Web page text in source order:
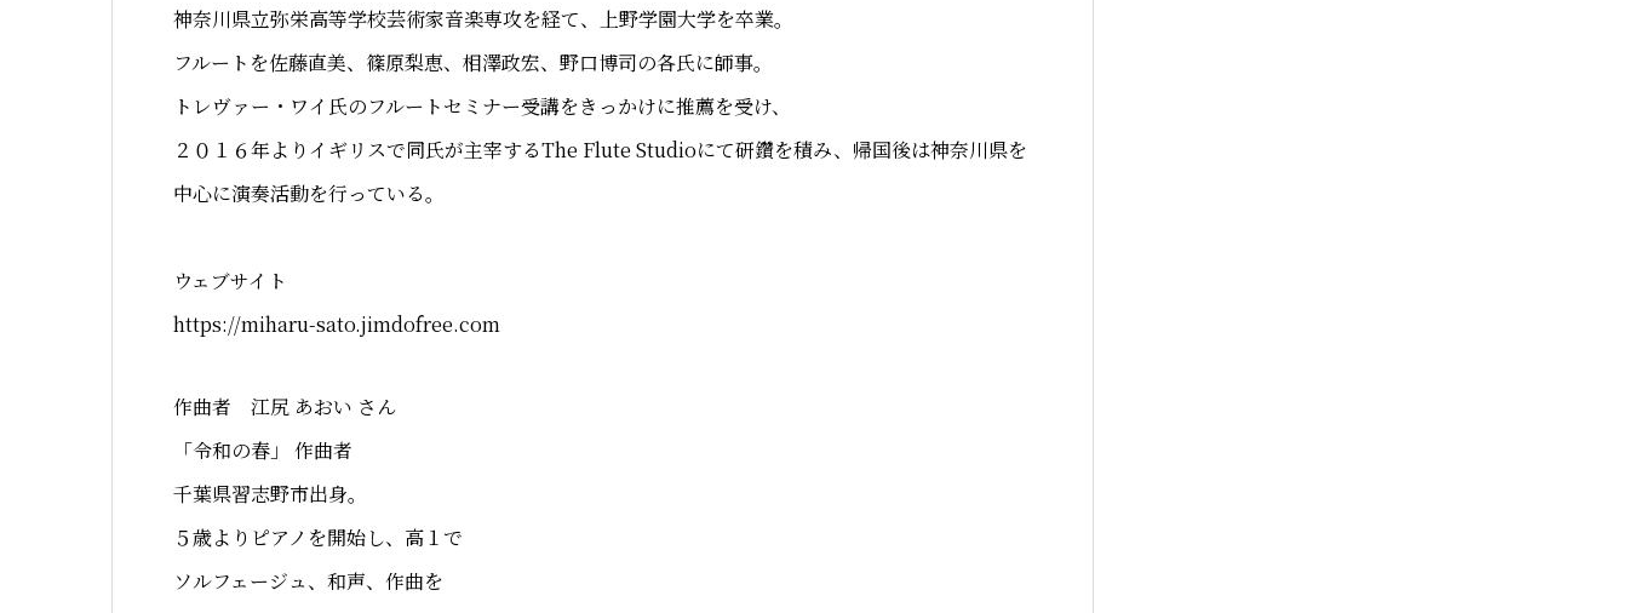
神奈川県立弥栄高等学校芸術家音楽専攻を経て、上野学園大学を卒業。
フルートを佐藤直美、篠原梨恵、相澤政宏、野口博司の各氏に師事。
トレヴァー・ワイ氏のフルートセミナー受講をきっかけに推薦を受け、
２０１６年よりイギリスで同氏が主宰するThe Flute Studioにて研鑽を積み、帰国後は神奈川県を
中心に演奏活動を行っている。
ウェブサイト
https://miharu-sato.jimdofree.com
作曲者 江尻 あおい さん
「令和の春」 作曲者
千葉県習志野市出身。
５歳よりピアノを開始し、高１で
ソルフェージュ、和声、作曲を